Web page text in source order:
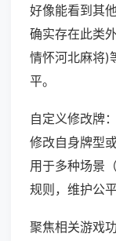
好像能看到其
确实存在此类
情怀河北麻将)
平。
自定义修改牌
修改自身牌型
用于多种场景
规则，维护公平
聚焦相关游戏